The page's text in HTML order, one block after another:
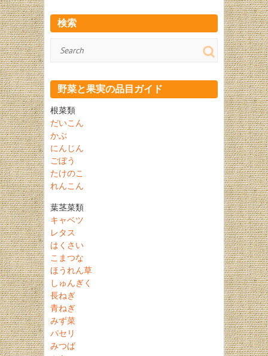
検索
野菜と果実の品目ガイド
根菜類
だいこん
かぶ
にんじん
ごぼう
たけのこ
れんこん
葉茎菜類
キャベツ
レタス
はくさい
こまつな
ほうれん草
しゅんぎく
長ねぎ
青ねぎ
みず菜
パセリ
みつば